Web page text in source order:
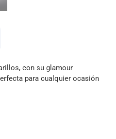
con su glamour
para cualquier ocasión